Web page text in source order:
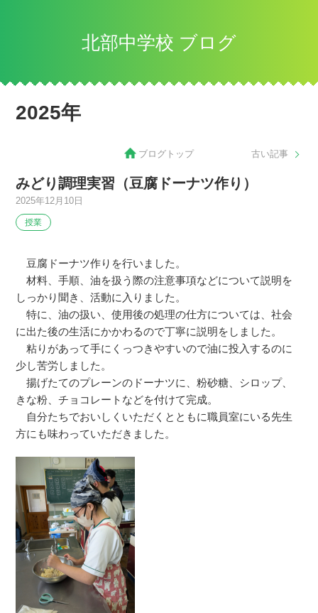
北部中学校 ブログ
2025年
古い記事
ブログトップ
みどり調理実習（豆腐ドーナツ作り）
2025年12月10日
授業
豆腐ドーナツ作りを行いました。
材料、手順、油を扱う際の注意事項などについて説明を
しっかり聞き、活動に入りました。
特に、油の扱い、使用後の処理の仕方については、社会
に出た後の生活にかかわるので丁寧に説明をしました。
粘りがあって手にくっつきやすいので油に投入するのに
少し苦労しました。
揚げたてのプレーンのドーナツに、粉砂糖、シロップ、
きな粉、チョコレートなどを付けて完成。
自分たちでおいしくいただくとともに職員室にいる先生
方にも味わっていただきました。